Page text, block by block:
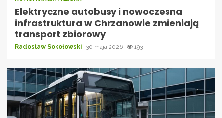
Elektryczne autobusy i nowoczesna
infrastruktura w Chrzanowie zmieniają
transport zbiorowy
Radosław Sokołowski 30 maja 2026 193